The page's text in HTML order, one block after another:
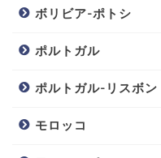
ボリビア-ポトシ
ポルトガル
ポルトガル-リスボン
モロッコ